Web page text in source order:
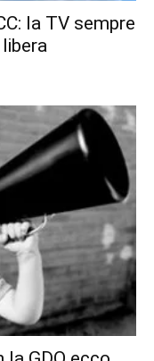
la TV sempre